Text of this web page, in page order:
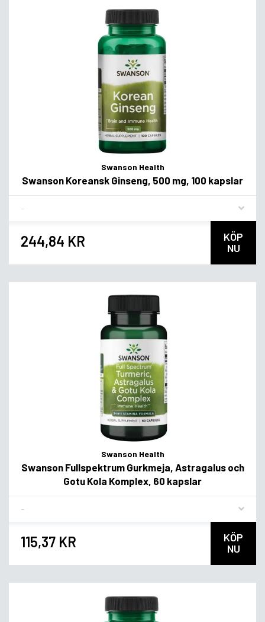
Swanson Health
Swanson Koreansk Ginseng, 500 mg, 100 kapslar
244,84 KR
KÖP
NU
Swanson Health
Swanson Fullspektrum Gurkmeja, Astragalus och
Gotu Kola Komplex, 60 kapslar
115,37 KR
KÖP
NU